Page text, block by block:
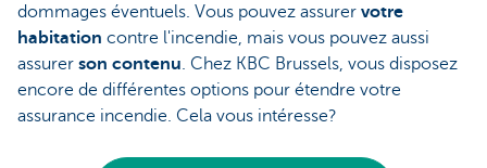
dommages éventuels. Vous pouvez assurer votre
habitation contre l'incendie, mais vous pouvez aussi
assurer son contenu. Chez KBC Brussels, vous disposez
encore de différentes options pour étendre votre
assurance incendie. Cela vous intéresse?